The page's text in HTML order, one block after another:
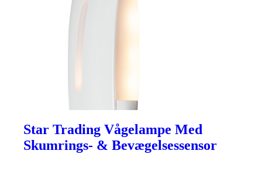
Star Trading Vågelampe Med
Skumrings- & Bevægelsessensor